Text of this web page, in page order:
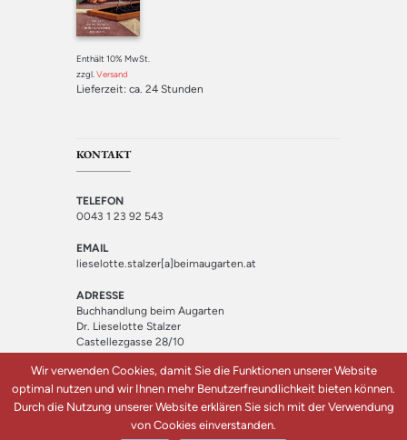
Enthält 10% MwSt.
zzgl.Versand
Lieferzeit: ca. 24 Stunden
KONTAKT
TELEFON
0043 1 23 92 543
EMAIL
lieselotte.stalzer[a]beimaugarten.at
ADRESSE
Buchhandlung beim Augarten
Dr. Lieselotte Stalzer
Castellezgasse 28/10
Wir verwenden Cookies, damit Sie die Funktionen unserer Website
optimal nutzen und wir Ihnen mehr Benutzerfreundlichkeit bieten können.
Durch die Nutzung unserer Website erklären Sie sich mit der Verwendung
von Cookies einverstanden.